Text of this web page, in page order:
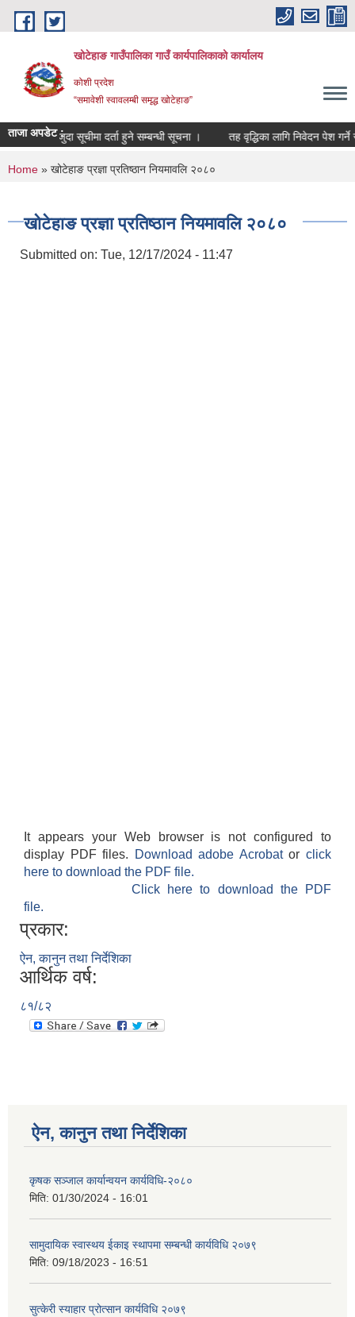
Skip to main content
खोटेहाङ गाउँपालिका गाउँ कार्यपालिकाको कार्यालय
कोशी प्रदेश
“समावेशी स्वावलम्बी समृद्ध खोटेहाङ”
ताजा अपडेट :
मौजुदा सूचीमा दर्ता हुने सम्बन्धी सूचना । तह वृद्धिका लागि निवेदन पेश गर्ने
You are here
Home » खोटेहाङ प्रज्ञा प्रतिष्ठान नियमावलि २०८०
खोटेहाङ प्रज्ञा प्रतिष्ठान नियमावलि २०८०
Submitted on: Tue, 12/17/2024 - 11:47
It appears your Web browser is not configured to
display PDF files.
Download adobe Acrobatorclick
here to download the PDF file.
Click here to download the PDF
file.
प्रकार:
ऐन, कानुन तथा निर्देशिका
आर्थिक वर्ष:
८१/८२
ऐन, कानुन तथा निर्देशिका
कृषक सञ्जाल कार्यान्वयन कार्यविधि-२०८०
मिति: 01/30/2024 - 16:01
सामुदायिक स्वास्थय ईकाइ स्थापमा सम्बन्धी कार्यविधि २०७९
मिति: 09/18/2023 - 16:51
सुत्केरी स्याहार प्रोत्सान कार्यविधि २०७९